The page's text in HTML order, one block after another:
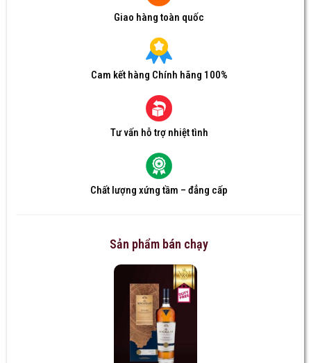
Giao hàng toàn quốc
Cam kết hàng Chính hãng 100%
Tư vấn hỗ trợ nhiệt tình
Chất lượng xứng tầm – đẳng cấp
Sản phẩm bán chạy